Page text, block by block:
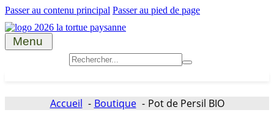
Passer au contenu principal Passer au pied de page
Menu
Accueil
Nos produits
Qui sommes-nous ?
Search
for:
Accueil Boutique Pot de Persil BIO